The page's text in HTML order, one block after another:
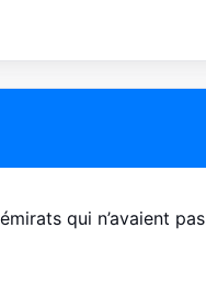
qui n’avaient pas